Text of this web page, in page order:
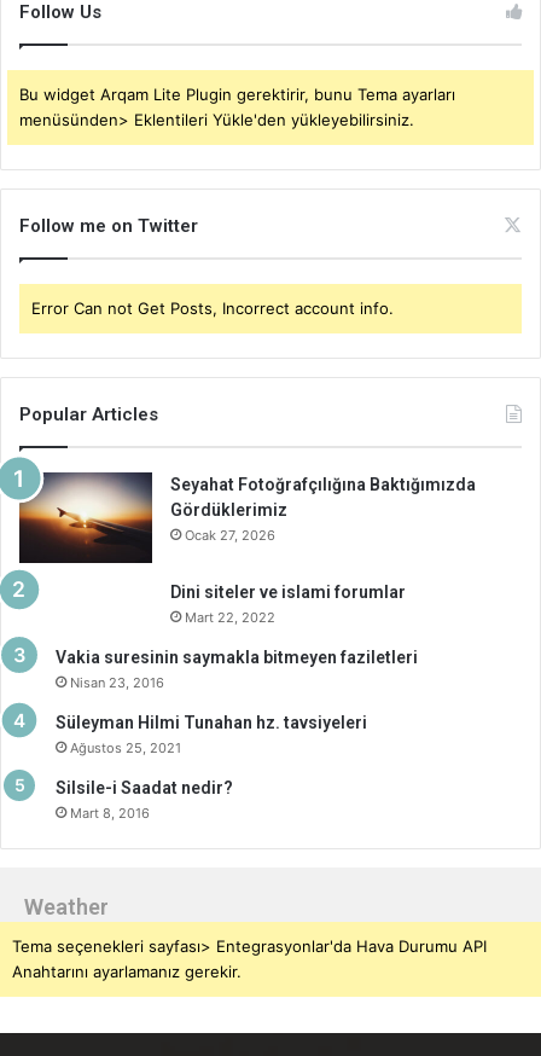
Follow Us
Bu widget Arqam Lite Plugin gerektirir, bunu Tema ayarları
menüsünden> Eklentileri Yükle'den yükleyebilirsiniz.
Follow me on Twitter
Error Can not Get Posts, Incorrect account info.
Popular Articles
Seyahat Fotoğrafçılığına Baktığımızda
Gördüklerimiz
Ocak 27, 2026
Dini siteler ve islami forumlar
Mart 22, 2022
Vakia suresinin saymakla bitmeyen faziletleri
Nisan 23, 2016
Süleyman Hilmi Tunahan hz. tavsiyeleri
Ağustos 25, 2021
Silsile-i Saadat nedir?
Mart 8, 2016
Weather
Tema seçenekleri sayfası> Entegrasyonlar'da Hava Durumu API
Anahtarını ayarlamanız gerekir.